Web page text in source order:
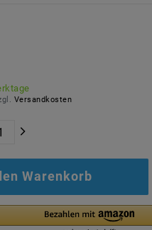
Versandkosten
Warenkorb